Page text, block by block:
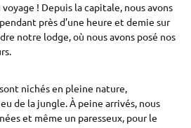
! Depuis la capitale, nous avons
près d’une heure et demie sur
notre lodge, où nous avons posé nos
nichés en pleine nature,
de la jungle. À peine arrivés, nous
et même un paresseux, pour le